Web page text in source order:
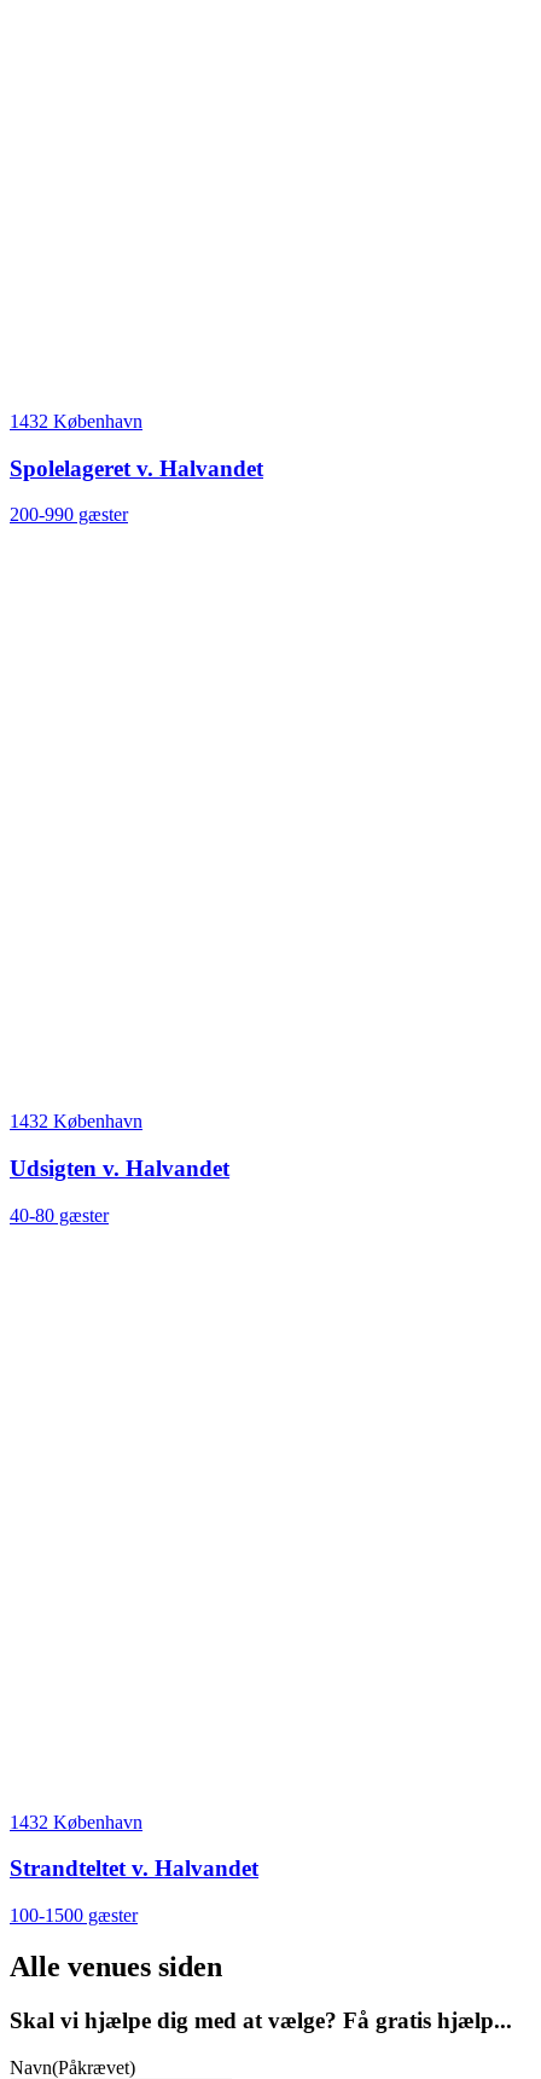
1432 København
Spolelageret v. Halvandet
200-990 gæster
1432 København
Udsigten v. Halvandet
40-80 gæster
1432 København
Strandteltet v. Halvandet
100-1500 gæster
Alle venues siden
Skal vi hjælpe dig med at vælge? Få gratis hjælp...
Navn(Påkrævet)